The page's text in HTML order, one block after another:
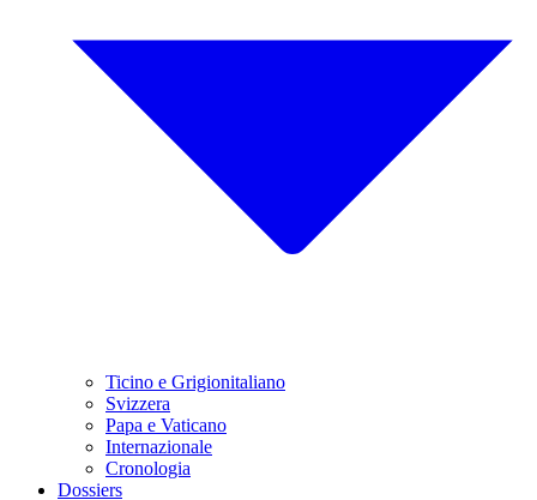
Ticino e Grigionitaliano
Svizzera
Papa e Vaticano
Internazionale
Cronologia
Dossiers